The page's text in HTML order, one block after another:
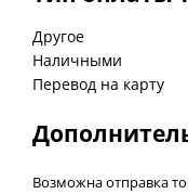
Другое
Наличными
Перевод на карту
Возможна отправка